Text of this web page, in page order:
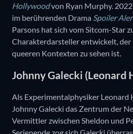
Hollywoodvon Ryan Murphy.
im berührenden Drama Spoiler
Parsons hat sich vom Sitcom-Star
Charakterdarsteller entwickelt,
queeren Kontexten zu sehen ist.
Johnny Galecki (Leonard
Als Experimentalphysiker
Johnny Galecki das Zentrum der
Vermittler zwischen Sheldon und